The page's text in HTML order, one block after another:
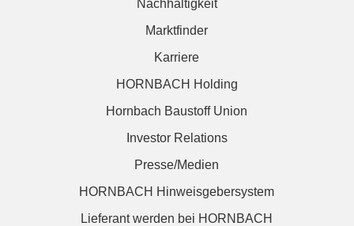
Nachhaltigkeit
Marktfinder
Karriere
HORNBACH Holding
Hornbach Baustoff Union
Investor Relations
Presse/Medien
HORNBACH Hinweisgebersystem
Lieferant werden bei HORNBACH